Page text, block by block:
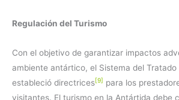
Regulación del Turismo
Con el objetivo de garantizar impactos
ambiente antártico, el Sistema del Tratado
estableció directrices[9] para los
visitantes. El turismo en la Antártida debe